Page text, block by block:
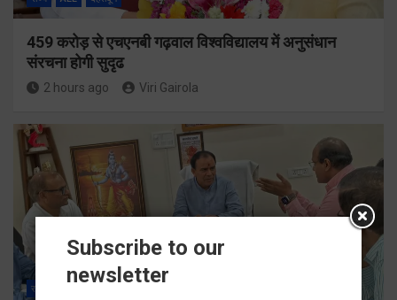
459 करोड़ से एचएनबी गढ़वाल विश्वविद्यालय में अनुसंधान
संरचना होगी सुदृढ
2 hours ago Viri Gairola
राज्य
Subscribe to our
newsletter